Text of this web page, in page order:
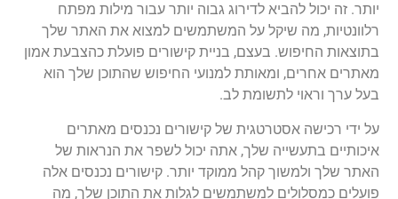
יותר. זה יכול להביא לדירוג גבוה יותר עבור מילות מפתח
רלוונטיות, מה שיקל על המשתמשים למצוא את האתר שלך
בתוצאות החיפוש. בעצם, בניית קישורים פועלת כהצבעת אמון
מאתרים אחרים, ומאותת למנועי החיפוש שהתוכן שלך הוא
בעל ערך וראוי לתשומת לב.
על ידי רכישה אסטרטגית של קישורים נכנסים מאתרים
איכותיים בתעשייה שלך, אתה יכול לשפר את הנראות של
האתר שלך ולמשוך קהל ממוקד יותר. קישורים נכנסים אלה
פועלים כמסלולים למשתמשים לגלות את התוכן שלך, מה